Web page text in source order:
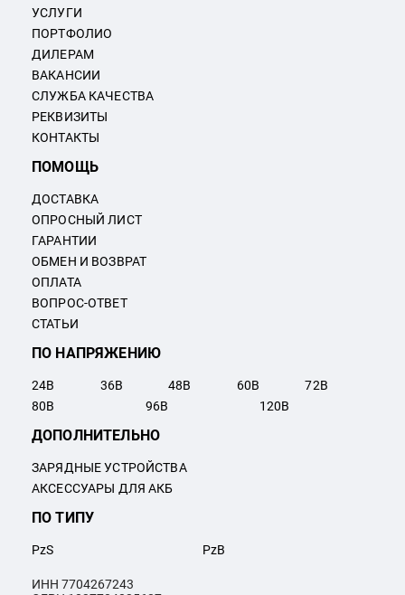
УСЛУГИ
ПОРТФОЛИО
ДИЛЕРАМ
ВАКАНСИИ
СЛУЖБА КАЧЕСТВА
РЕКВИЗИТЫ
КОНТАКТЫ
ПОМОЩЬ
ДОСТАВКА
ОПРОСНЫЙ ЛИСТ
ГАРАНТИИ
ОБМЕН И ВОЗВРАТ
ОПЛАТА
ВОПРОС-ОТВЕТ
СТАТЬИ
ПО НАПРЯЖЕНИЮ
24В 36В 48В 60В 72В
80В 96В 120В
ПО ТИПУ
PzS PzB
ДОПОЛНИТЕЛЬНО
ЗАРЯДНЫЕ УСТРОЙСТВА
АКСЕССУАРЫ ДЛЯ АКБ
ИНН 7704267243